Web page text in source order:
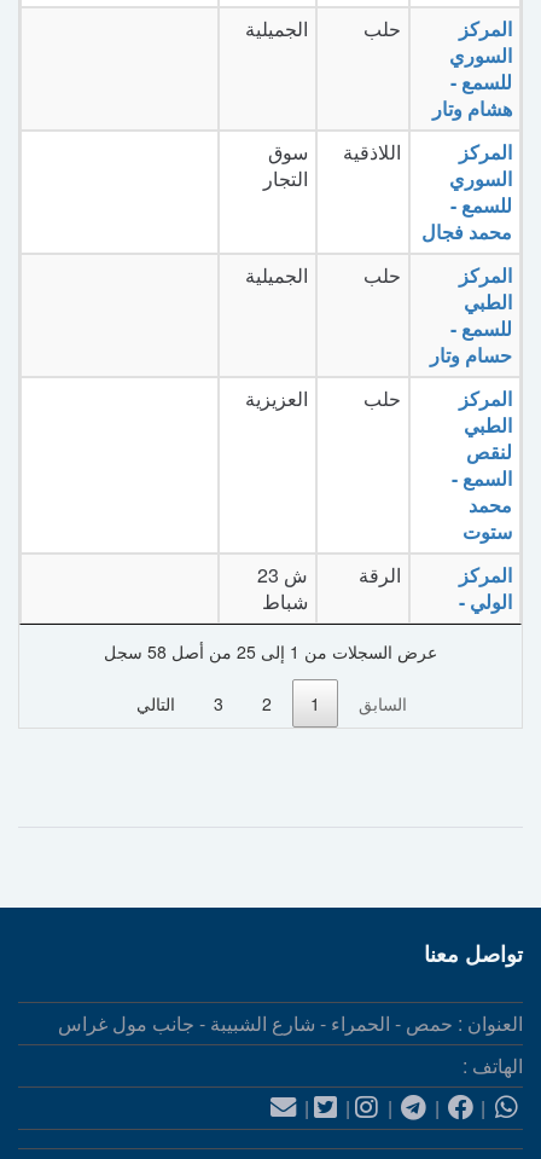
المركز
السوري
للسمع -
هشام وتار
حلب الجميلية
المركز
السوري
للسمع -
محمد فجال
اللاذقية
سوق
التجار
المركز
الطبي
للسمع -
حسام وتار
حلب الجميلية
المركز
الطبي
لنقص
السمع -
محمد
ستوت
حلب العزيزية
المركز
الولي -
الرقة
ش 23
شباط
عرض السجلات من 1 إلى 25 من أصل 58 سجل
السابق 1
2
3 التالي
تواصل معنا
العنوان : حمص - الحمراء - شارع الشبيبة - جانب مول غراس
الهاتف :
|
|
|
|
|